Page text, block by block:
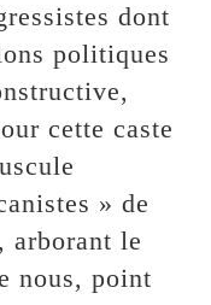
dont
politiques
cette caste
» de
arborant le
nous, point